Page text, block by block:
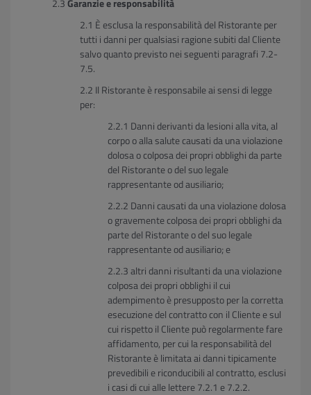
Garanzie e responsabilità
È esclusa la responsabilità del Ristorante per
tutti i danni per qualsiasi ragione subiti dal Cliente
salvo quanto previsto nei seguenti paragrafi 7.2-
7.5.
Il Ristorante è responsabile ai sensi di legge
per:
Danni derivanti da lesioni alla vita, al
corpo o alla salute causati da una violazione
dolosa o colposa dei propri obblighi da parte
del Ristorante o del suo legale
rappresentante od ausiliario;
Danni causati da una violazione dolosa
o gravemente colposa dei propri obblighi da
parte del Ristorante o del suo legale
rappresentante od ausiliario; e
altri danni risultanti da una violazione
colposa dei propri obblighi il cui
adempimento è presupposto per la corretta
esecuzione del contratto con il Cliente e sul
cui rispetto il Cliente può regolarmente fare
affidamento, per cui la responsabilità del
Ristorante è limitata ai danni tipicamente
prevedibili e riconducibili al contratto, esclusi
i casi di cui alle lettere 7.2.1 e 7.2.2.